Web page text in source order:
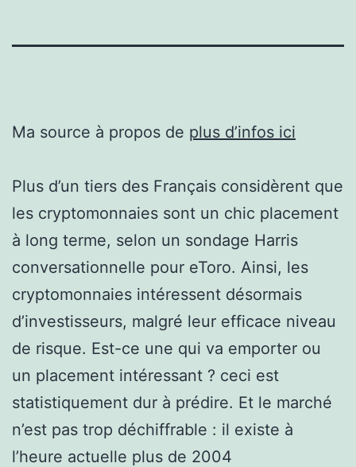
Ma source à propos de plus d’infos ici
Plus d’un tiers des Français considèrent que
les cryptomonnaies sont un chic placement
à long terme, selon un sondage Harris
conversationnelle pour eToro. Ainsi, les
cryptomonnaies intéressent désormais
d’investisseurs, malgré leur efficace niveau
de risque. Est-ce une qui va emporter ou
un placement intéressant ? ceci est
statistiquement dur à prédire. Et le marché
n’est pas trop déchiffrable : il existe à
l’heure actuelle plus de 2004